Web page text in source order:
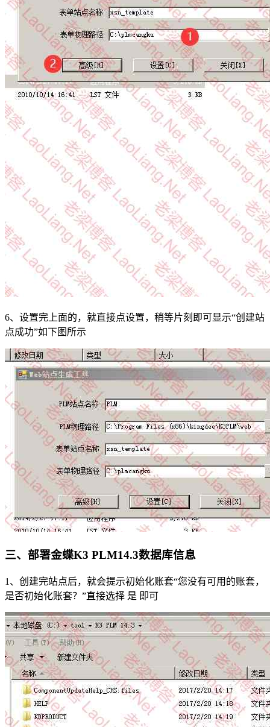
6、设置完上面的，就直接点设置，稍等片刻即可显示“创建站
点成功”如下图所示
三、部署金蝶K3 PLM14.3数据库信息
1、创建完站点后，就会提示初始化账套“您没有可用的账套，
是否初始化账套？”直接选择 是 即可